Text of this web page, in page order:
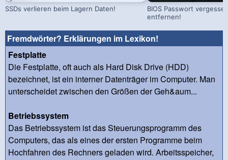
SSDs verlieren beim Lagern Daten!
BIOS Passwort
entfernen!
Fremdwörter? Erklärungen im Lexikon!
Festplatte
Die Festplatte, oft auch als Hard Disk Drive (HDD)
bezeichnet, ist ein interner Datenträger im Computer. Man
unterscheidet zwischen den Größen der Geh&aum...
Betriebssystem
Das Betriebssystem ist das Steuerungsprogramm des
Computers, das als eines der ersten Programme beim
Hochfahren des Rechners geladen wird. Arbeitsspeicher,